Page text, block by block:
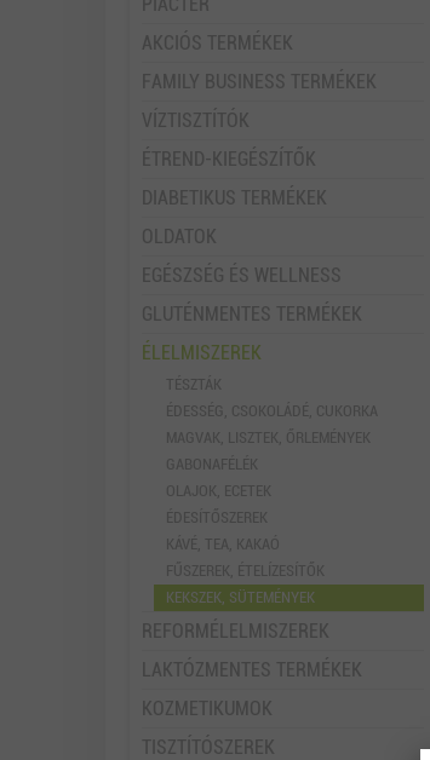
AKCIÓS TERMÉKEK
FAMILY BUSINESS TERMÉKEK
VÍZTISZTÍTÓK
ÉTREND-KIEGÉSZÍTŐK
DIABETIKUS TERMÉKEK
OLDATOK
EGÉSZSÉG ÉS WELLNESS
GLUTÉNMENTES TERMÉKEK
ÉLELMISZEREK
TÉSZTÁK
ÉDESSÉG, CSOKOLÁDÉ, CUKORKA
MAGVAK, LISZTEK, ŐRLEMÉNYEK
GABONAFÉLÉK
OLAJOK, ECETEK
ÉDESÍTŐSZEREK
KÁVÉ, TEA, KAKAÓ
FŰSZEREK, ÉTELÍZESÍTŐK
KEKSZEK, SÜTEMÉNYEK
REFORMÉLELMISZEREK
LAKTÓZMENTES TERMÉKEK
KOZMETIKUMOK
TISZTÍTÓSZEREK